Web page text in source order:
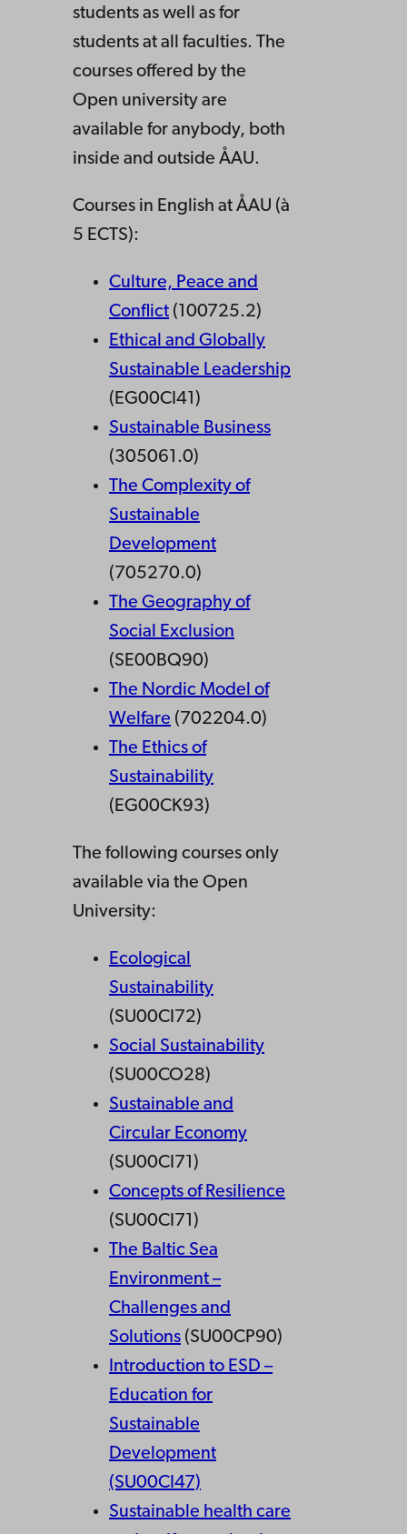
students as well as for
students at all faculties. The
courses offered by the
Open university are
available for anybody, both
inside and outside ÅAU.
Courses in English at ÅAU (à
5 ECTS):
Culture, Peace and
Conflict (100725.2)
Ethical and Globally
Sustainable Leadership
(EG00CI41)
Sustainable Business
(305061.0)
The Complexity of
Sustainable
Development
(705270.0)
The Geography of
Social Exclusion
(SE00BQ90)
The Nordic Model of
Welfare (702204.0)
The Ethics of
Sustainability
(EG00CK93)
The following courses only
available via the Open
University:
Ecological
Sustainability
(SU00CI72)
Social Sustainability
(SU00CO28)
Sustainable and
Circular Economy
(SU00CI71)
Concepts of Resilience
(SU00CI71)
The Baltic Sea
Environment –
Challenges and
Solutions (SU00CP90)
Introduction to ESD –
Education for
Sustainable
Development
(SU00CI47)
Sustainable health care